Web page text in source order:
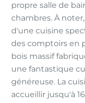
propre salle de
chambres. À
d'une cuisine
des comptoirs en
bois massif
une fantastique
généreuse. La
accueillir jusqu'à